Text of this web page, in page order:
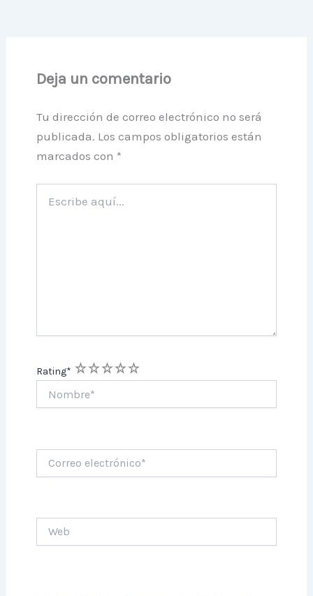
Deja un comentario
Tu dirección de correo electrónico no será
publicada. Los campos obligatorios están
marcados con *
aquí...
Rating* 5
4
3
2
1
electrónico*